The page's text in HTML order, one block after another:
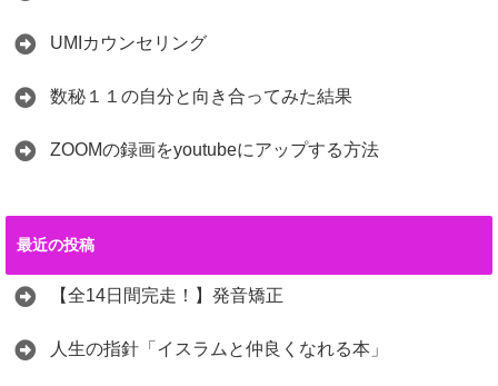
UMIカウンセリング
数秘１１の自分と向き合ってみた結果
ZOOMの録画をyoutubeにアップする方法
最近の投稿
【全14日間完走！】発音矯正
人生の指針「イスラムと仲良くなれる本」